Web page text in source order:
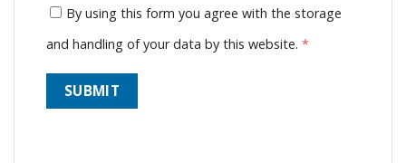
By using this form you agree with the storage
and handling of your data by this website. *